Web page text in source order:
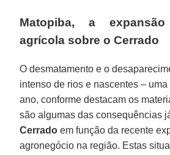
Matopiba, a
agrícola sobre o Cerrado
O desmatamento e o
intenso de rios e nascentes –
ano, conforme destacam os
são algumas das consequências
Cerrado em função da recente
agronegócio na região. Estas